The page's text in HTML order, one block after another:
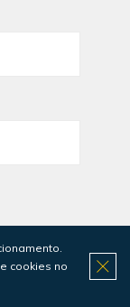
cookies no